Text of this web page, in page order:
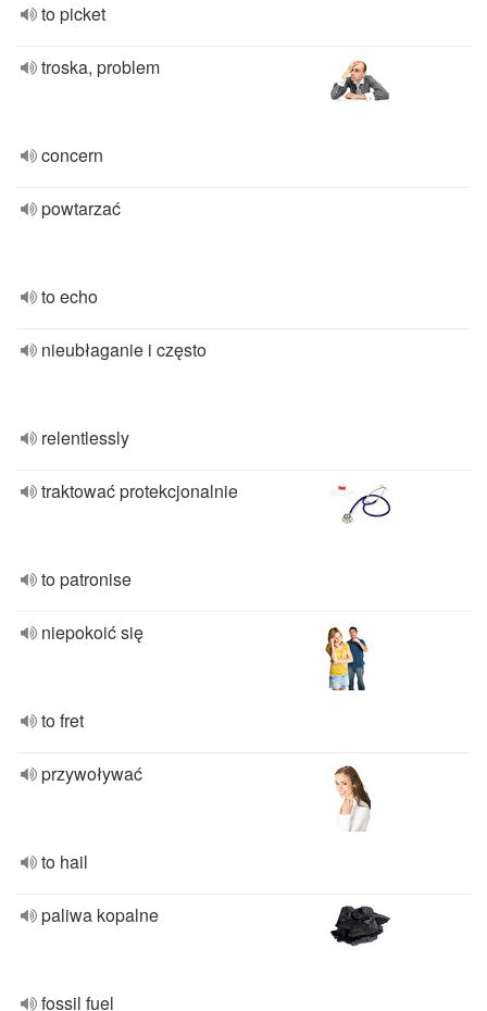
to picket
troska, problem
concern
powtarzać
to echo
nieubłaganie i często
relentlessly
traktować protekcjonalnie
to patronise
niepokoić się
to fret
przywoływać
to hail
paliwa kopalne
fossil fuel